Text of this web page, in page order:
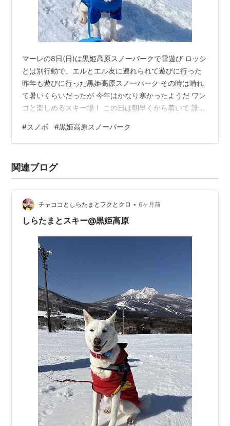
マーレの8日(日)は黒姫高原スノーパークで雪遊び ロッシ
とは別行動で、エルとエル友に連れられて遊びに行った
昨年も遊びに行った黒姫高原スノーパーク その時は晴れ
て暑いくらいだったが 今年はかなり寒かったようだ ワン
コと楽しめるスキー場！ この日は朝早くから着いて 誰も
マーレは並走したんだと たくさん走って、帰りの車の中
では爆睡したようだ ロッシは春を満喫したが マーレは冬
#スノボ #黒姫高原スノーパーク
関連ブログ
チャココとしらたまとフクとクロ • 6ヶ月前
しらたまとスキー@黒姫高原